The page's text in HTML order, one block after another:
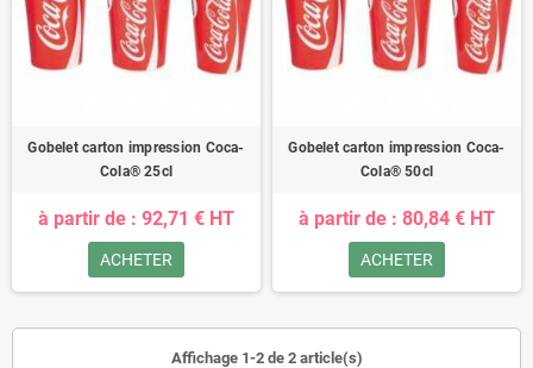
Gobelet carton impression Coca-
Cola® 25cl
à partir de : 92,71 € HT
ACHETER
Gobelet carton impression Coca-
Cola® 50cl
à partir de : 80,84 € HT
ACHETER
Affichage 1-2 de 2 article(s)